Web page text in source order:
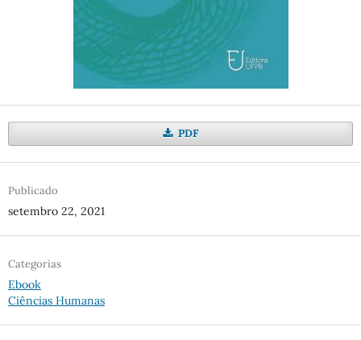
PDF
Publicado
setembro 22, 2021
Categorias
Ebook
Ciências Humanas